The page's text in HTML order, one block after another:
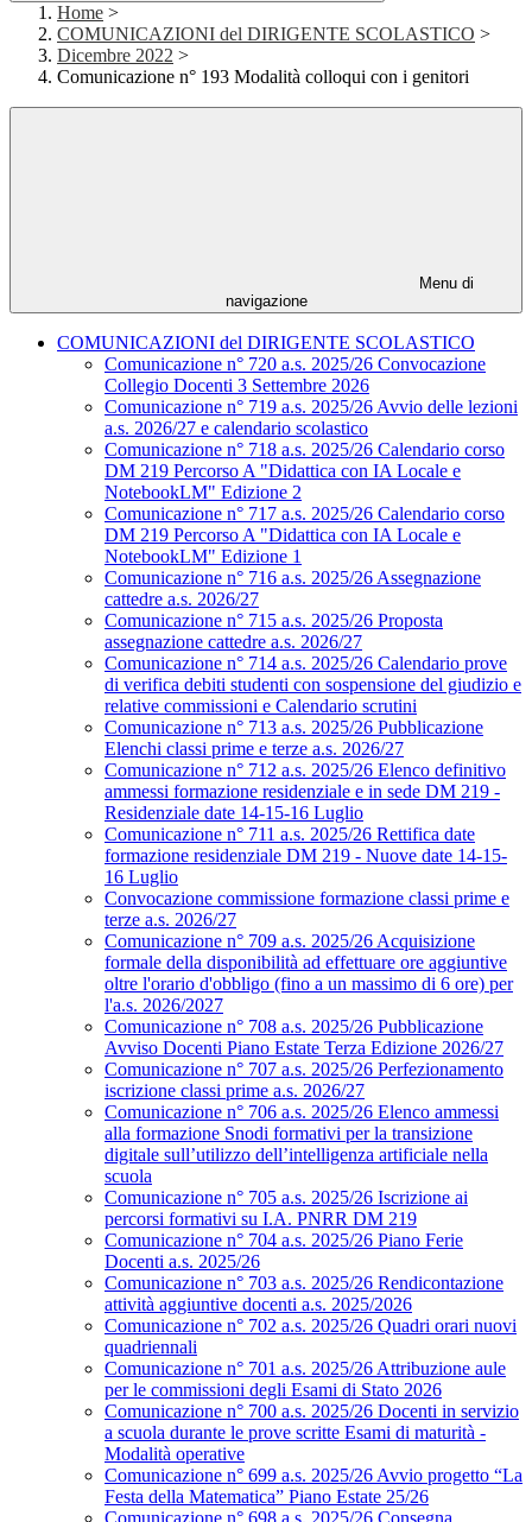
Home >
COMUNICAZIONI del DIRIGENTE SCOLASTICO >
Dicembre 2022 >
Comunicazione n° 193 Modalità colloqui con i genitori
Menu di
navigazione
COMUNICAZIONI del DIRIGENTE SCOLASTICO
Comunicazione n° 720 a.s. 2025/26 Convocazione
Collegio Docenti 3 Settembre 2026
Comunicazione n° 719 a.s. 2025/26 Avvio delle lezioni
a.s. 2026/27 e calendario scolastico
Comunicazione n° 718 a.s. 2025/26 Calendario corso
DM 219 Percorso A "Didattica con IA Locale e
NotebookLM" Edizione 2
Comunicazione n° 717 a.s. 2025/26 Calendario corso
DM 219 Percorso A "Didattica con IA Locale e
NotebookLM" Edizione 1
Comunicazione n° 716 a.s. 2025/26 Assegnazione
cattedre a.s. 2026/27
Comunicazione n° 715 a.s. 2025/26 Proposta
assegnazione cattedre a.s. 2026/27
Comunicazione n° 714 a.s. 2025/26 Calendario prove
di verifica debiti studenti con sospensione del giudizio e
relative commissioni e Calendario scrutini
Comunicazione n° 713 a.s. 2025/26 Pubblicazione
Elenchi classi prime e terze a.s. 2026/27
Comunicazione n° 712 a.s. 2025/26 Elenco definitivo
ammessi formazione residenziale e in sede DM 219 -
Residenziale date 14-15-16 Luglio
Comunicazione n° 711 a.s. 2025/26 Rettifica date
formazione residenziale DM 219 - Nuove date 14-15-
16 Luglio
Convocazione commissione formazione classi prime e
terze a.s. 2026/27
Comunicazione n° 709 a.s. 2025/26 Acquisizione
formale della disponibilità ad effettuare ore aggiuntive
oltre l'orario d'obbligo (fino a un massimo di 6 ore) per
l'a.s. 2026/2027
Comunicazione n° 708 a.s. 2025/26 Pubblicazione
Avviso Docenti Piano Estate Terza Edizione 2026/27
Comunicazione n° 707 a.s. 2025/26 Perfezionamento
iscrizione classi prime a.s. 2026/27
Comunicazione n° 706 a.s. 2025/26 Elenco ammessi
alla formazione Snodi formativi per la transizione
digitale sull’utilizzo dell’intelligenza artificiale nella
scuola
Comunicazione n° 705 a.s. 2025/26 Iscrizione ai
percorsi formativi su I.A. PNRR DM 219
Comunicazione n° 704 a.s. 2025/26 Piano Ferie
Docenti a.s. 2025/26
Comunicazione n° 703 a.s. 2025/26 Rendicontazione
attività aggiuntive docenti a.s. 2025/2026
Comunicazione n° 702 a.s. 2025/26 Quadri orari nuovi
quadriennali
Comunicazione n° 701 a.s. 2025/26 Attribuzione aule
per le commissioni degli Esami di Stato 2026
Comunicazione n° 700 a.s. 2025/26 Docenti in servizio
a scuola durante le prove scritte Esami di maturità -
Modalità operative
Comunicazione n° 699 a.s. 2025/26 Avvio progetto “La
Festa della Matematica” Piano Estate 25/26